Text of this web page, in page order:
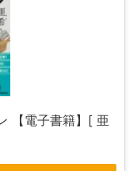
【電子書籍】[ 亜